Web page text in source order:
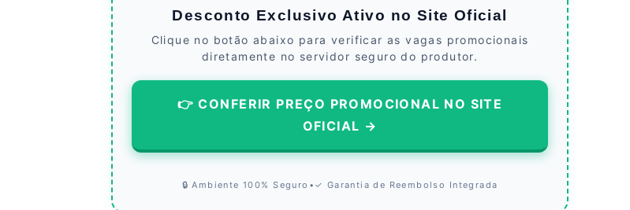
Desconto Exclusivo Ativo no Site Oficial
Clique no botão abaixo para verificar as vagas promocionais
diretamente no servidor seguro do produtor.
👉 CONFERIR PREÇO PROMOCIONAL NO SITE
OFICIAL →
🔒 Ambiente 100% Seguro • ✓ Garantia de Reembolso Integrada